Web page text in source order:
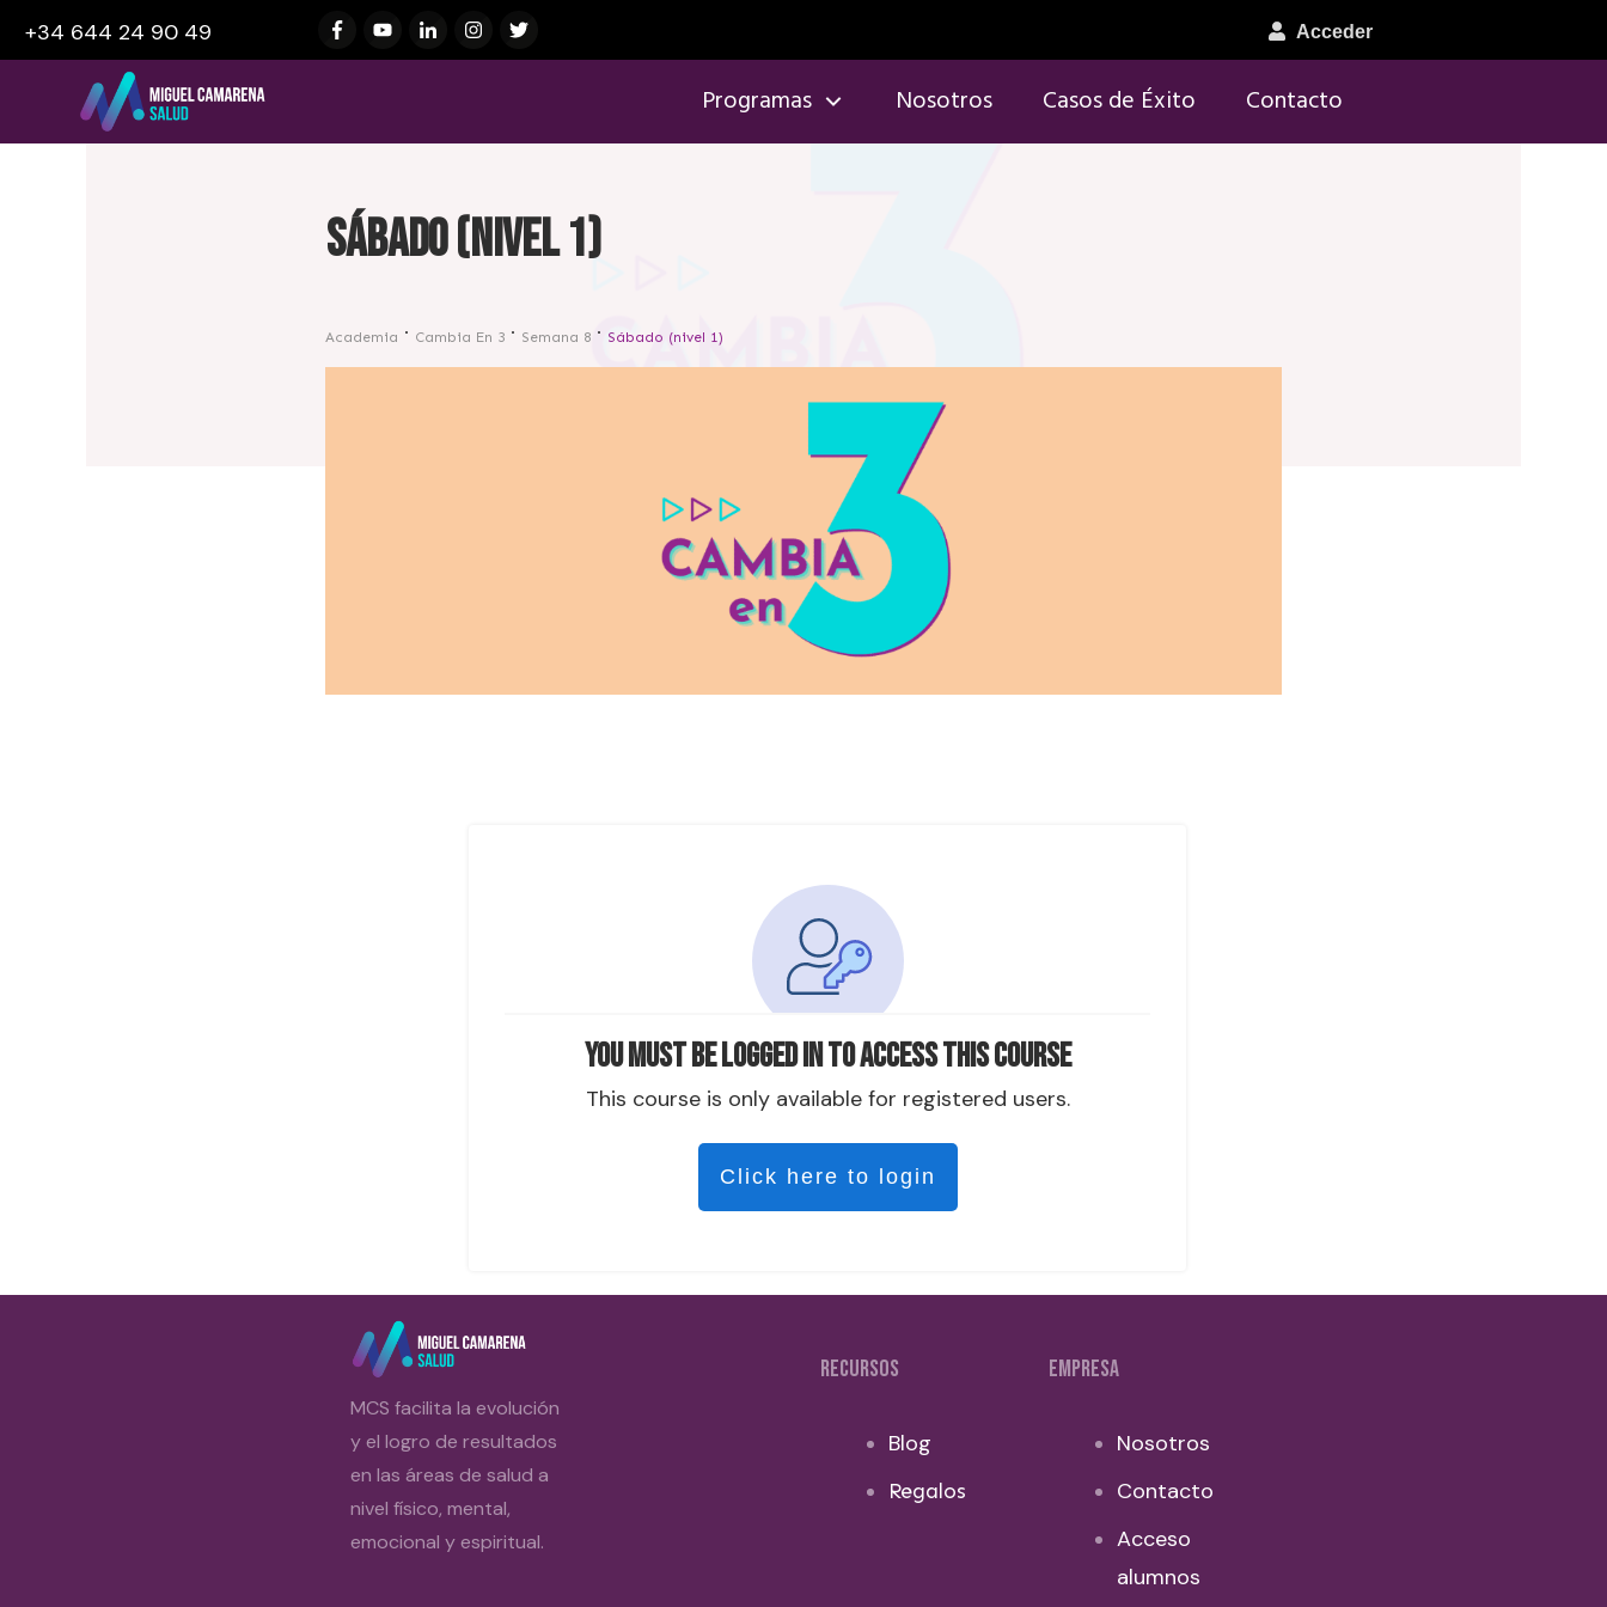
+34 644 24 90 49 Acceder
Programas Nosotros Casos de Éxito Contacto
Sábado (nivel 1)
Academia Cambia En 3 Semana 8 Sábado (nivel 1)
You must be logged in to access this course
This course is only available for registered users.
Click here to login
MCS facilita la evolución
y el logro de resultados
en las áreas de salud a
nivel físico, mental,
emocional y espiritual.
RECURSOS
Blog
Regalos
EMPRESA
Nosotros
Contacto
Acceso
alumnos